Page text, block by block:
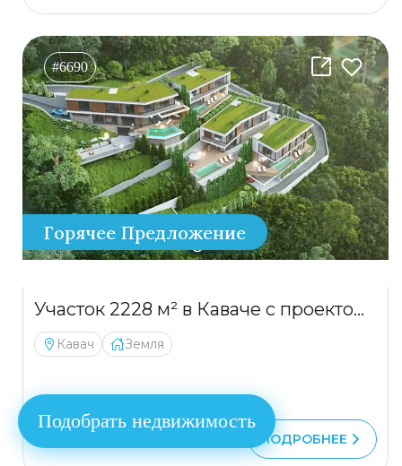
#6690
Горячее Предложение
Участок 2228 м² в Каваче с проектом 5 лакшери вилл c панорамным видом на море
Кавач Земля
770 000 € ПОДРОБНЕЕ
Подобрать недвижимость